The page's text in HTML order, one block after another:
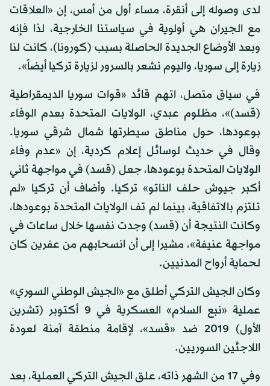
لدى وصوله إلى أنقرة، مساء أول من أمس، إن «العلاقات
مع الجيران هي أولوية في سياستنا الخارجية، لذا فإنه
وبعد الأوضاع الجديدة الحاصلة بسبب (كورونا)، كانت لنا
زيارة إلى سوريا، واليوم نشعر بالسرور لزيارة تركيا أيضاً».
في سياق متصل، اتهم قائد «قوات سوريا الديمقراطية
(قسد)»، مظلوم عبدي، الولايات المتحدة بعدم الوفاء
بوعودها، حول مناطق سيطرتها شمال شرقي سوريا.
وقال في حديث لوسائل إعلام كردية، إن «عدم وفاء
الولايات المتحدة بوعودها، جعل (قسد) في مواجهة ثاني
أكبر جيوش حلف الناتو» تركيا. وأضاف أن تركيا «لم
تلتزم بالاتفاقية، بينما لم تف الولايات المتحدة بوعودها،
وكانت النتيجة أن (قسد) وجدت نفسها خلال ساعات في
مواجهة عنيفة»، مشيرا إلى أن انسحابهم من عفرين كان
لحماية أرواح المدنيين.
وكان الجيش التركي أطلق مع «الجيش الوطني السوري»
عملية «نبع السلام» العسكرية في 9 أكتوبر (تشرين
الأول) 2019 ضد «قسد»، لإقامة منطقة آمنة لعودة
اللاجئين السوريين.
وفي 17 من الشهر ذاته، علق الجيش التركي العملية، بعد